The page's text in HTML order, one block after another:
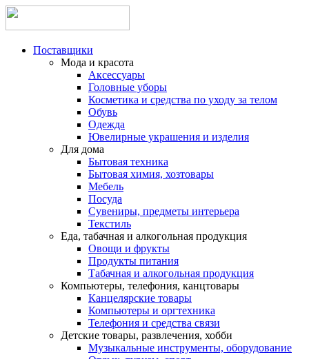
Поставщики
Мода и красота
Аксессуары
Головные уборы
Косметика и средства по уходу за телом
Обувь
Одежда
Ювелирные украшения и изделия
Для дома
Бытовая техника
Бытовая химия, хозтовары
Мебель
Посуда
Сувениры, предметы интерьера
Текстиль
Еда, табачная и алкогольная продукция
Овощи и фрукты
Продукты питания
Табачная и алкогольная продукция
Компьютеры, телефония, канцтовары
Канцелярские товары
Компьютеры и оргтехника
Телефония и средства связи
Детские товары, развлечения, хобби
Музыкальные инструменты, оборудование